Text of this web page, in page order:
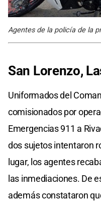
Agentes de la policía de la
San Lorenzo,
Uniformados del
comisionados por
Emergencias 911 a
dos sujetos intentaron
lugar, los agentes
las inmediaciones. De
además constataron